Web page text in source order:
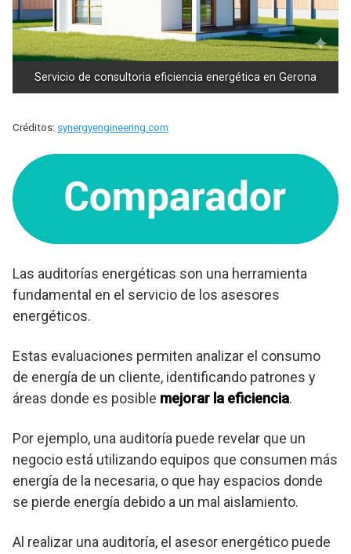
Servicio de consultoria eficiencia energética en Gerona
Créditos: synergyengineering.com
Las auditorías energéticas son una herramienta
fundamental en el servicio de los asesores
energéticos.
Estas evaluaciones permiten analizar el consumo
de energía de un cliente, identificando patrones y
áreas donde es posible mejorar la eficiencia.
Por ejemplo, una auditoría puede revelar que un
negocio está utilizando equipos que consumen más
energía de la necesaria, o que hay espacios donde
se pierde energía debido a un mal aislamiento.
Al realizar una auditoría, el asesor energético puede